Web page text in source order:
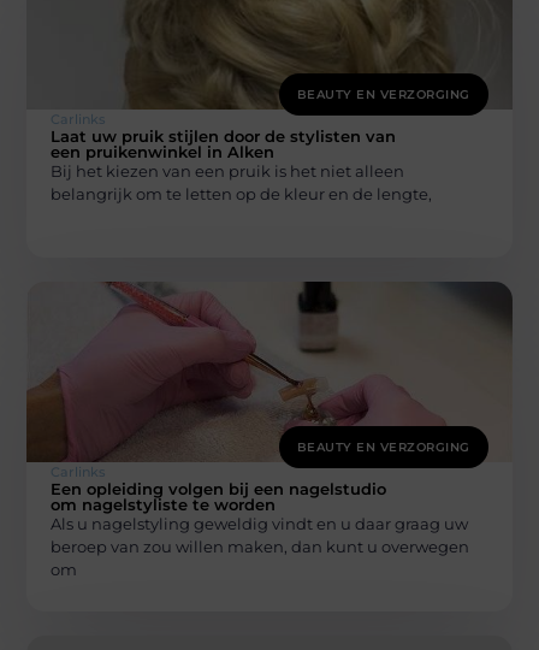
BEAUTY EN VERZORGING
Carlinks
Laat uw pruik stijlen door de stylisten van
een pruikenwinkel in Alken
Bij het kiezen van een pruik is het niet alleen
belangrijk om te letten op de kleur en de lengte,
BEAUTY EN VERZORGING
Carlinks
Een opleiding volgen bij een nagelstudio
om nagelstyliste te worden
Als u nagelstyling geweldig vindt en u daar graag uw
beroep van zou willen maken, dan kunt u overwegen
om